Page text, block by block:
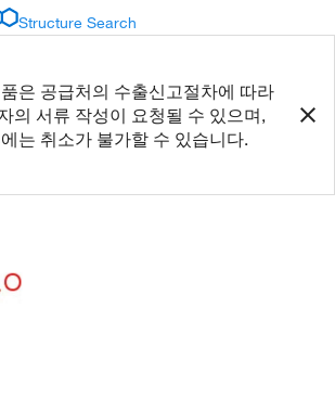
Structure Search
은 공급처의 수출신고절차에 따라
의 서류 작성이 요청될 수 있으며,
는 취소가 불가할 수 있습니다.